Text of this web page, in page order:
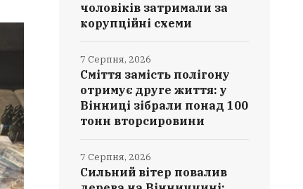
чоловіків затримали за
корупційні схеми
Сміття замість полігону
отримує друге життя: у
Вінниці зібрали понад 100
тонн вторсировини
7 Серпня, 2026
Сильний вітер повалив
7 Серпня, 2026